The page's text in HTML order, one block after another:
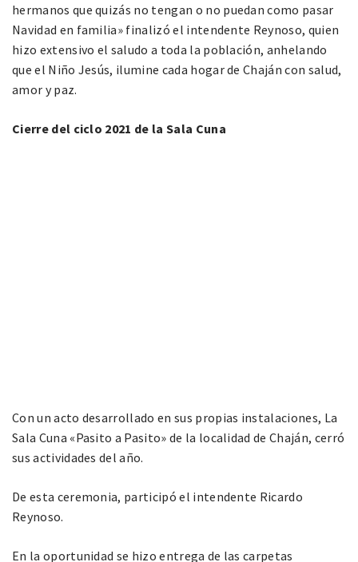
hermanos que quizás no tengan o no puedan como pasar
Navidad en familia» finalizó el intendente Reynoso, quien
hizo extensivo el saludo a toda la población, anhelando
que el Niño Jesús, ilumine cada hogar de Chaján con salud,
amor y paz.
Cierre del ciclo 2021 de la Sala Cuna
Con un acto desarrollado en sus propias instalaciones, La
Sala Cuna «Pasito a Pasito» de la localidad de Chaján, cerró
sus actividades del año.
De esta ceremonia, participó el intendente Ricardo
Reynoso.
En la oportunidad se hizo entrega de las carpetas